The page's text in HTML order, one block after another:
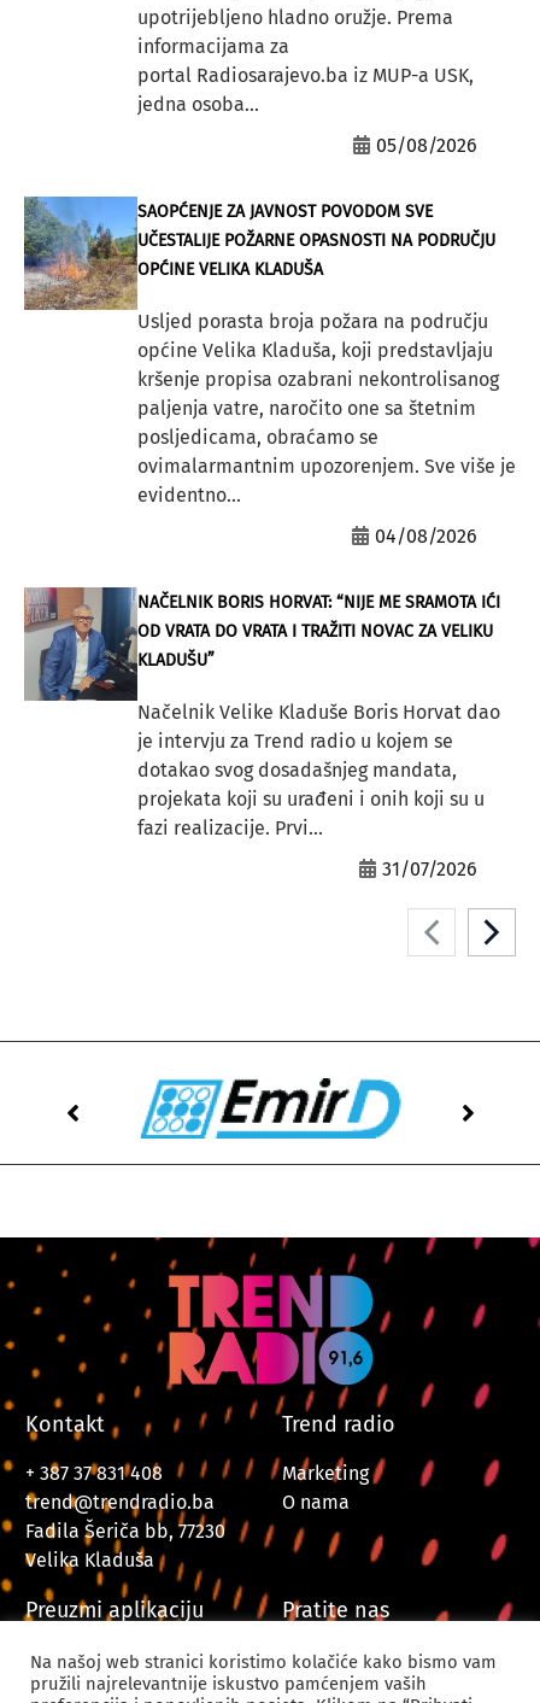
upotrijebljeno hladno oružje. Prema
informacijama za
portal Radiosarajevo.ba iz MUP-a USK,
jedna osoba...
05/08/2026
SAOPĆENJE ZA JAVNOST POVODOM SVE
UČESTALIJE POŽARNE OPASNOSTI NA PODRUČJU
OPĆINE VELIKA KLADUŠA
Usljed porasta broja požara na području
općine Velika Kladuša, koji predstavljaju
kršenje propisa ozabrani nekontrolisanog
paljenja vatre, naročito one sa štetnim
posljedicama, obraćamo se
ovimalarmantnim upozorenjem. Sve više je
evidentno...
04/08/2026
NAČELNIK BORIS HORVAT: “NIJE ME SRAMOTA IĆI
OD VRATA DO VRATA I TRAŽITI NOVAC ZA VELIKU
KLADUŠU”
Načelnik Velike Kladuše Boris Horvat dao
je intervju za Trend radio u kojem se
dotakao svog dosadašnjeg mandata,
projekata koji su urađeni i onih koji su u
fazi realizacije. Prvi...
31/07/2026
Kontakt
+ 387 37 831 408
trend@trendradio.ba
Fadila Šeriča bb, 77230
Velika Kladuša
Trend radio
Marketing
O nama
Preuzmi aplikaciju Pratite nas
Na našoj web stranici koristimo kolačiće kako bismo vam
pružili najrelevantnije iskustvo pamćenjem vaših